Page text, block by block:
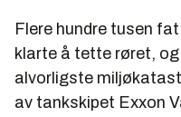
Flere hundre tusen
klarte å tette røret,
alvorligste
av tankskipet Exxon